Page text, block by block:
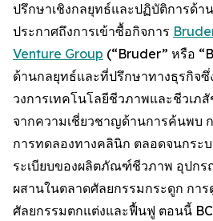
ปรึกษาเชิงกลยุทธ์และปฏิบัติการด้า
ประกาศถึงการเข้าซื้อกิจการ
Venture Group (“Bruder” หรือ
ด้านกลยุทธ์และที่ปรึกษาทางธุรกิจซึ่
วงการเทคโนโลยีชีวภาพและชีวเภ
จากความเชี่ยวชาญด้านการค้นพบ
การทดลองทางคลินิก ตลอดจนกระ
ระเบียบของผลิตภัณฑ์ชีวภาพ อุปก
ผสานในตลาดศัลยกรรมกระดูก กา
ศัลยกรรมตกแต่งและฟื้นฟู ตอนนี้